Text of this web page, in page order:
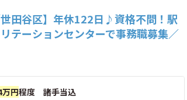
世田谷区】年休122日♪資格不問！駅
テーションセンターで事務職募集／
円程度 諸手当込